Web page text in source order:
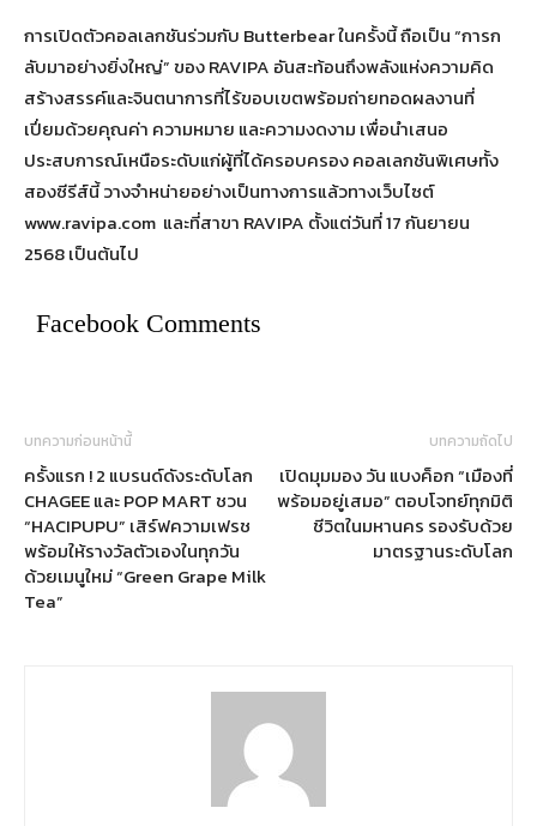
การเปิดตัวคอลเลกชันร่วมกับ Butterbear ในครั้งนี้ ถือเป็น “การก
ลับมาอย่างยิ่งใหญ่” ของ RAVIPA อันสะท้อนถึงพลังแห่งความคิด
สร้างสรรค์และจินตนาการที่ไร้ขอบเขตพร้อมถ่ายทอดผลงานที่
เปี่ยมด้วยคุณค่า ความหมาย และความงดงาม เพื่อนำเสนอ
ประสบการณ์เหนือระดับแก่ผู้ที่ได้ครอบครอง คอลเลกชันพิเศษทั้ง
สองซีรีส์นี้ วางจำหน่ายอย่างเป็นทางการแล้วทางเว็บไซต์
www.ravipa.com และที่สาขา RAVIPA ตั้งแต่วันที่ 17 กันยายน
2568 เป็นต้นไป
Facebook Comments
บทความก่อนหน้านี้
ครั้งแรก ! 2 แบรนด์ดังระดับโลก
CHAGEE และ POP MART ชวน
“HACIPUPU” เสิร์ฟความเฟรช
พร้อมให้รางวัลตัวเองในทุกวัน
ด้วยเมนูใหม่ “Green Grape Milk
Tea”
บทความถัดไป
เปิดมุมมอง วัน แบงค็อก “เมืองที่
พร้อมอยู่เสมอ” ตอบโจทย์ทุกมิติ
ชีวิตในมหานคร รองรับด้วย
มาตรฐานระดับโลก